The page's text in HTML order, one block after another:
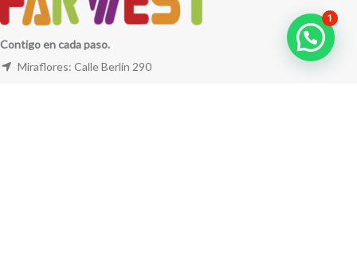
Contigo en cada paso.
Miraflores: Calle Berlín 290
1